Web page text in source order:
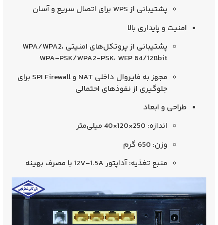
پشتیبانی از WPS برای اتصال سریع و آسان
امنیت و پایداری بالا
پشتیبانی از پروتکل‌های امنیتی WPA/WPA2،
WPA-PSK/WPA2-PSK، WEP 64/128bit
مجهز به فایروال داخلی NAT و SPI Firewall
برای
جلوگیری از نفوذهای احتمالی
طراحی و ابعاد
اندازه: 250×120×40 میلی‌متر
وزن: 650 گرم
منبع تغذیه:آداپتور 12V-1.5A با مصرف بهینه